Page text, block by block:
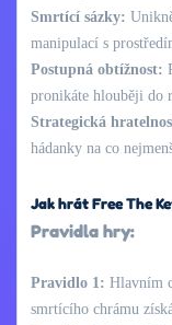
Smrtící sázky:
manipulací s
Postupná obtížnost:
pronikáte hlouběji do
Strategická
hádanky na co
Jak hrát Free The
Pravidla hry:
Pravidlo 1: Hlavním
smrtícího chrámu